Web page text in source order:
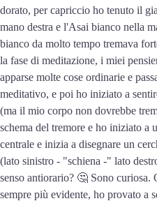
dorato, per capriccio ho tenuto il
mano destra e l'Asai bianco nella
bianco da molto tempo tremava
la fase di meditazione, i miei
apparse molte cose ordinarie e
meditativo, e poi ho iniziato a
(ma il mio corpo non dovrebbe
schema del tremore e ho iniziato a
centrale e inizia a disegnare un
(lato sinistro - "schiena -" lato
senso antiorario? 🤔 Sono curiosa.
sempre più evidente, ho provato a